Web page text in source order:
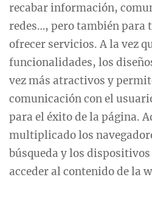
recabar información,
redes…, pero también para
ofrecer servicios. A la vez
funcionalidades, los
vez más atractivos y
comunicación con el
para el éxito de la página.
multiplicado los
búsqueda y los
acceder al contenido de la